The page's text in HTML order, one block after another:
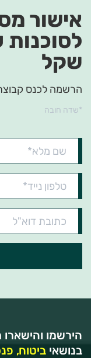
אישור
שקל
הרשמה לכנס
*שדה חובה
שם
מלא*
טלפון
נייד*
כתובת
דוא"ל
הירשמו והישארו
בנושאי ביטוח,